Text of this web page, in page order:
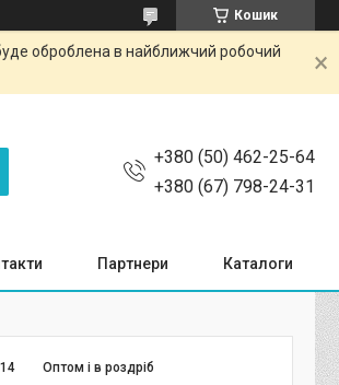
Кошик
оброблена в найближчий робочий
+380 (50) 462-25-64
+380 (67) 798-24-31
Партнери Каталоги
Оптом і в роздріб